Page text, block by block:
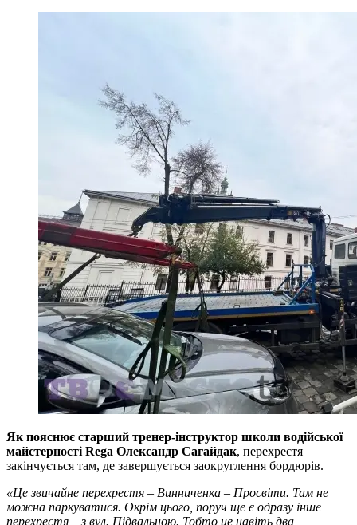
Як пояснює старший тренер-інструктор школи водійської
майстерності Rega Олександр Сагайдак, перехрестя
закінчується там, де завершується заокруглення бордюрів.
«Це звичайне перехрестя – Винниченка – Просвіти. Там не
можна паркуватися. Окрім цього, поруч ще є одразу інше
перехрестя – з вул. Підвальною. Тобто це навіть два